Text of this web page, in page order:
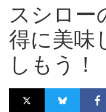
スシロー
得に美味
しもう！